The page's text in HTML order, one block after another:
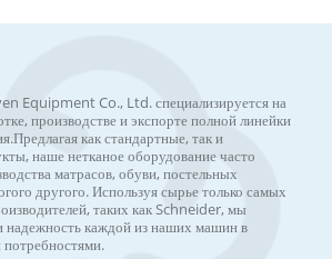
Equipment Co., Ltd. специализируется на
производстве и экспорте полной линейки
Предлагая как стандартные, так и
наше нетканое оборудование часто
матрасов, обуви, постельных
другого. Используя сырье только самых
таких как Schneider, мы
надежность каждой из наших машин в